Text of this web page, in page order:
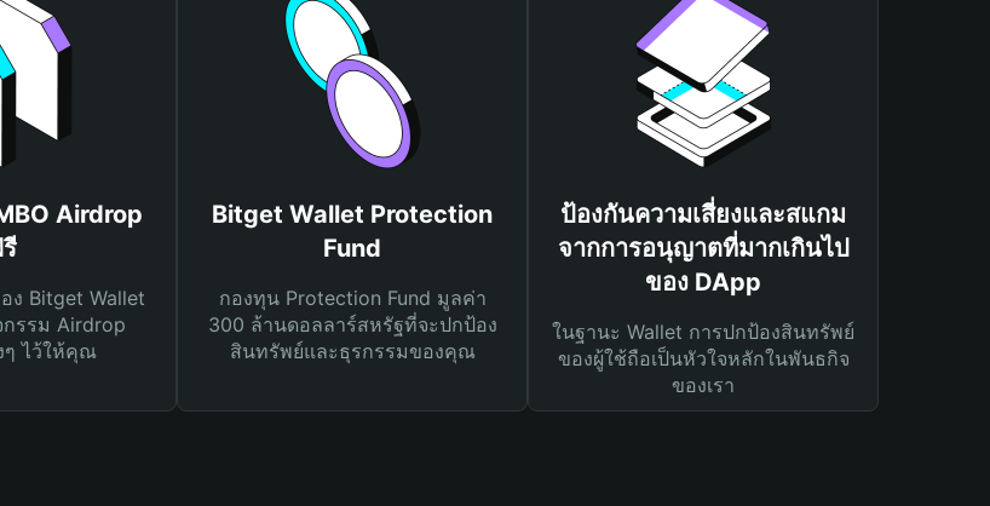
Airdrop
ง Bitget Wallet
กรรม Airdrop
ๆ ไว้ให้คุณ
Bitget Wallet Protection
Fund
กองทุน Protection Fund มูลค่า
300 ล้านดอลลาร์สหรัฐที่จะปกป้อง
สินทรัพย์และธุรกรรมของคุณ
ป้องกันความเสี่ยงและสแกม
จากการอนุญาตที่มากเกินไป
ของ DApp
ในฐานะ Wallet การปกป้องสินทรัพย์
ของผู้ใช้ถือเป็นหัวใจหลักในพันธกิจ
ของเรา